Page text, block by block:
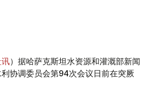
）据哈萨克斯坦水资源和灌溉部新闻
协调委员会第94次会议日前在突厥